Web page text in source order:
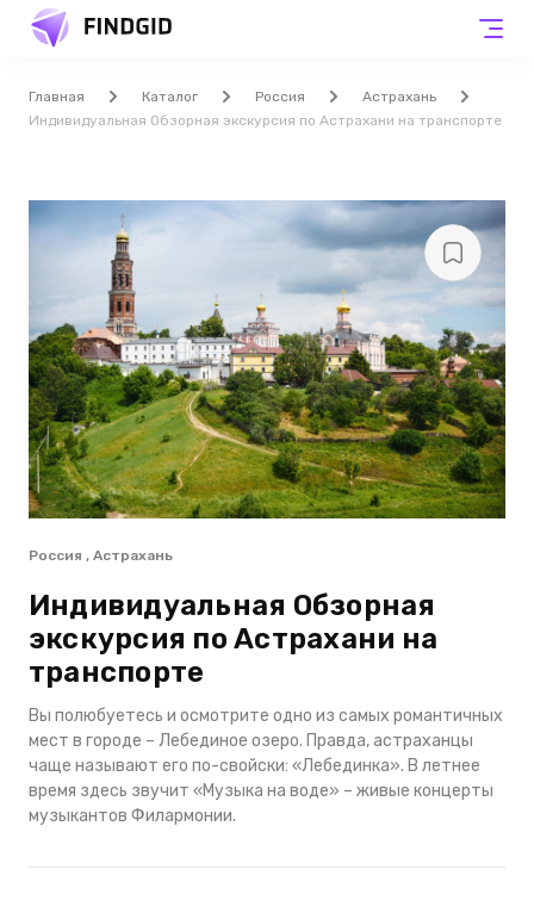
Главная Каталог Россия
Астрахань
Индивидуальная Обзорная экскурсия по Астрахани на транспорте
Россия , Астрахань
Индивидуальная Обзорная
экскурсия по Астрахани на
транспорте
Вы полюбуетесь и осмотрите одно из самых романтичных
мест в городе – Лебединое озеро. Правда, астраханцы
чаще называют его по-свойски: «Лебединка». В летнее
время здесь звучит «Музыка на воде» – живые концерты
музыкантов Филармонии.